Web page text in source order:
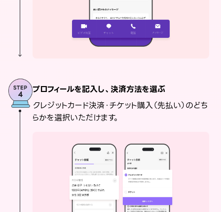
プロフィールを記入し、決済方法を選ぶ
クレジットカード決済・チケット購入（先払い）のどち
らかを選択いただけます。